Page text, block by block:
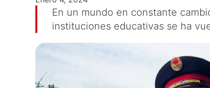
En un mundo en constante
instituciones educativas se ha